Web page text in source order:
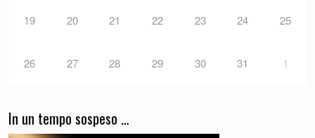
19 20 21 22 23 24 25
26 27 28 29 30 31 1
In un tempo sospeso …